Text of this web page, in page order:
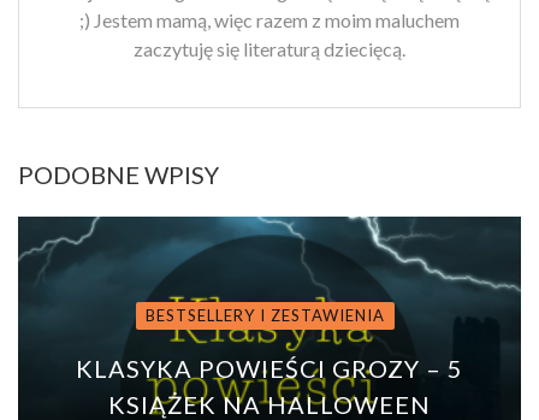
;) Jestem mamą, więc razem z moim maluchem
zaczytuję się literaturą dziecięcą.
PODOBNE WPISY
BESTSELLERY I ZESTAWIENIA
KLASYKA POWIEŚCI GROZY – 5
KSIĄŻEK NA HALLOWEEN